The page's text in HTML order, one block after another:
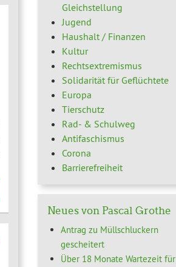
Gleichstellung
Jugend
Haushalt / Finanzen
Kultur
Rechtsextremismus
Solidarität für Geflüchtete
Europa
Tierschutz
Rad- & Schulweg
Antifaschismus
Corona
Barrierefreiheit
Neues von Pascal Grothe
Antrag zu Müllschluckern
gescheitert
Über 18 Monate Wartezeit für